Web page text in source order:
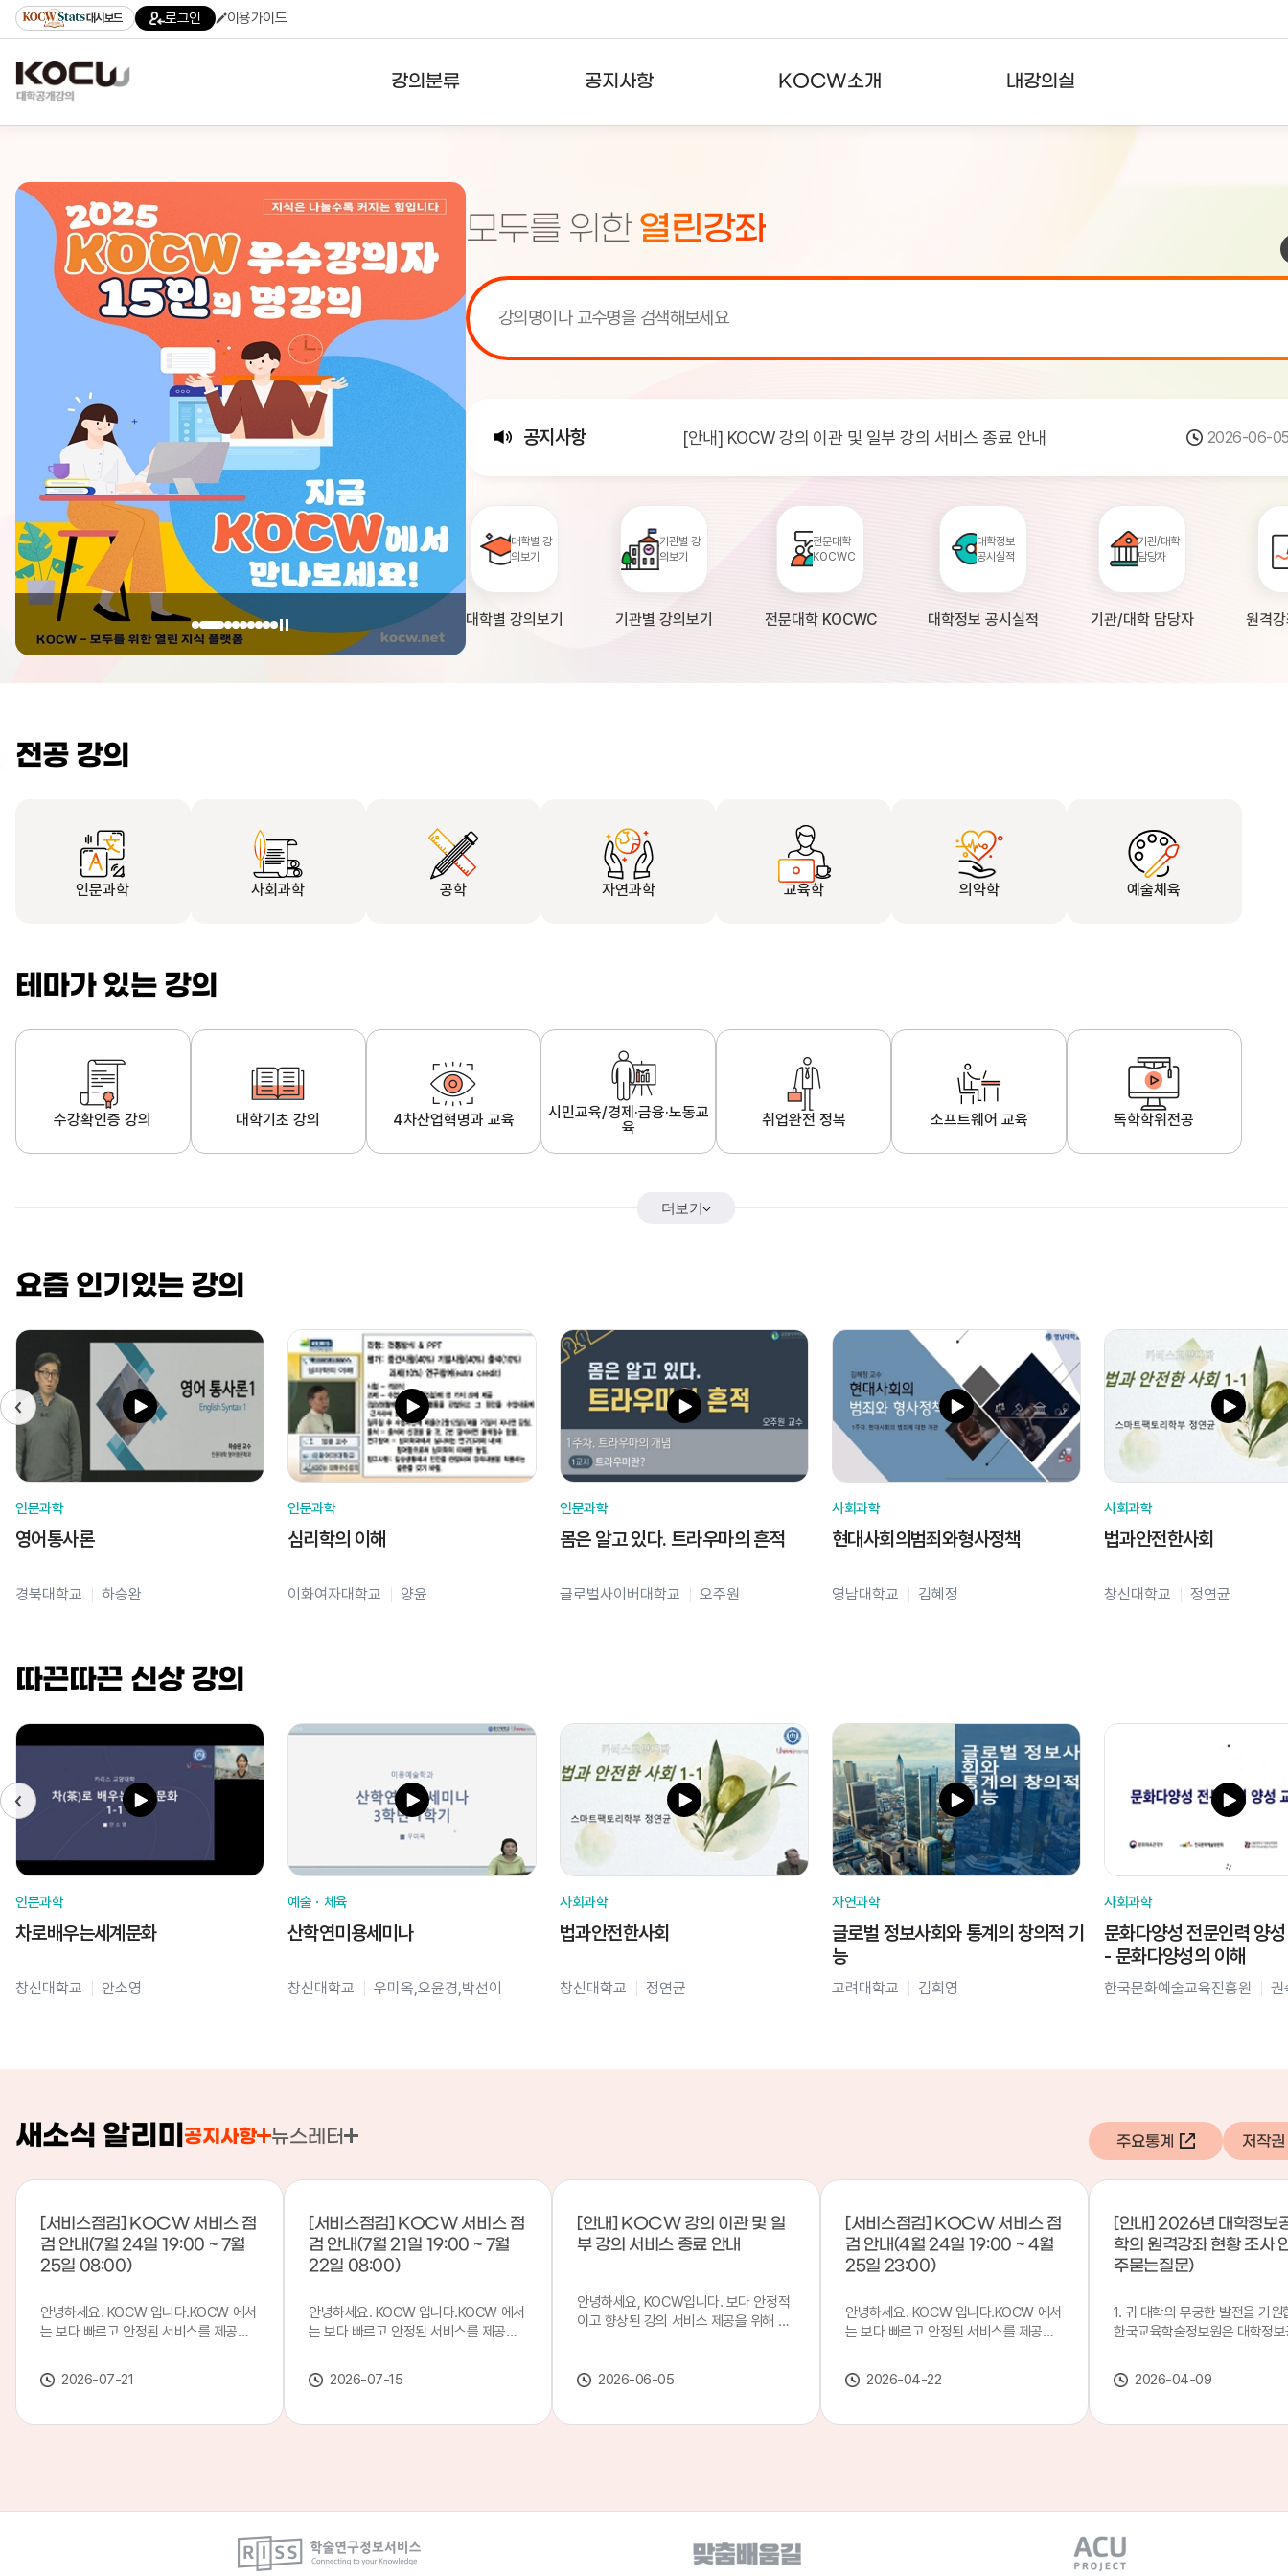
대시보드 로그인 이용가이드
강의분류
기관강의
테마강의
공지사항
주요통계현황
KOCW소개 내강의실
모두를 위한 열린강좌
공지사항
[서비스점검] KOCW 서비스 점검 안내(7월 24일 19:00 ~ 7월... 2026-07-
[안내] KOCW 강의 이관 및 일부 강의 서비스 종료 안내 2026-06-
[안내] 2026년 대학정보공시 대학의 원격강좌 현황 조사 안내(자주묻... 2026-04-
대학별 강
의보기
대학별 강의보기
기관별 강
의보기
기관별 강의보기
전문대학
KOCWC
전문대학 KOCWC
대학정보
공시실적
대학정보 공시실적
기관/대학
담당자
기관/대학 담당자 원격
전공 강의
인문과학 사회과학 공학 자연과학 교육학 의약학 예술체육
테마가 있는 강의
수강확인증 강의 대학기초 강의 4차산업혁명과 교육
시민교육/경제·금융·노동교
육
취업완전 정복 소프트웨어 교육 독학학위전공
더보기
요즘 인기있는 강의
인문과학
영어통사론
경북대학교 하승완
인문과학
심리학의 이해
이화여자대학교 양윤
인문과학
몸은 알고 있다. 트라우마의 흔적
글로벌사이버대학교 오주원
사회과학
현대사회의범죄와형사정책
영남대학교 김혜정
사회과학
법과안전한사회
창신대학교 정연균
따끈따끈 신상 강의
인문과학
차로배우는세계문화
창신대학교 안소영
예술ㆍ체육
산학연미용세미나
창신대학교 우미옥,오윤경,박선이
사회과학
법과안전한사회
창신대학교 정연균
자연과학
글로벌 정보사회와 통계의 창의적 기
능
고려대학교 김희영
사회과학
문화다양성 전문인력 양
- 문화다양성의 이해
한국문화예술교육진흥원 권
새소식 알리미 공지사항 뉴스레터
[서비스점검] KOCW 서비스 점
검 안내(7월 24일 19:00 ~ 7월
25일 08:00)
안녕하세요. KOCW 입니다.KOCW 에서
는 보다 빠르고 안정된 서비스를 제공하
합니다.※ 서비스 점검 작업 일시 : 7월
24일(금) 19:00 ~ 7월 25일(토) 08:00
안 서비스가 일시 중지될 수 있으니, 이
2026-07-21
[서비스점검] KOCW 서비스 점
검 안내(7월 21일 19:00 ~ 7월
22일 08:00)
안녕하세요. KOCW 입니다.KOCW 에서
는 보다 빠르고 안정된 서비스를 제공하
합니다.※ 서비스 점검 작업 일시 : 7월 21
일(화) 19:00 ~ 7월 22일(수) 08:00이
서비스가일시 중지될 수 있으니, 이 점 양
2026-07-15
[안내] KOCW 강의 이관 및 일
부 강의 서비스 종료 안내
안녕하세요, KOCW입니다. 보다 안정적
이고 향상된 강의 서비스 제공을 위해 강
스가 종료될 예정이오니, 이용에 참고하
종료 강의 안내 이관 작업으로 인해 일부
었습니다. 서비스 종료 강의 목록은 아래
링크에서 확인하실 수 있습니다. → 서비
2026-06-05
[서비스점검] KOCW 서비스 점
검 안내(4월 24일 19:00 ~ 4월
25일 23:00)
안녕하세요. KOCW 입니다.KOCW 에서
는 보다 빠르고 안정된 서비스를 제공하
합니다.※ 서비스 점검 작업 일시 : 4월
24일(금) 19:00 ~ 4월 25일(토) 23:00
안 일시중지될 예정이오니, 이 점 양해하
2026-04-22
[안내] 2026년 대학정보
학의 원격강좌 현황 조사
주묻는질문)
1. 귀 대학의 무궁한 발전을 기원
한국교육학술정보원은 대학정
본 조사는 2025. 3. 1~2026. 2.
에 운영된 원격강좌(이러닝) 현
강좌(12-바)'에 데이터를 연계할
인시 캠퍼스인 경우 해당 캠퍼스
있는 기관명을 선택하시면 됩니
2026-04-09
주요통계 저작